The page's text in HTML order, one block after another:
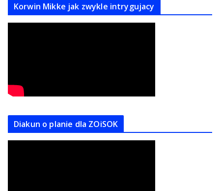
Korwin Mikke jak zwykle intrygujacy
Diakun o planie dla ZOiSOK